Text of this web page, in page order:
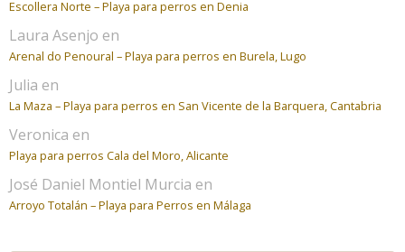
Escollera Norte – Playa para perros en Denia
Laura Asenjo en
Arenal do Penoural – Playa para perros en Burela, Lugo
Julia en
La Maza – Playa para perros en San Vicente de la Barquera, Cantabria
Veronica en
Playa para perros Cala del Moro, Alicante
José Daniel Montiel Murcia en
Arroyo Totalán – Playa para Perros en Málaga